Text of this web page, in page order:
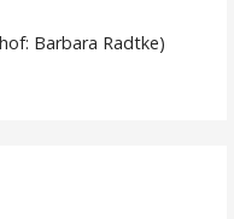
Barbara Radtke)